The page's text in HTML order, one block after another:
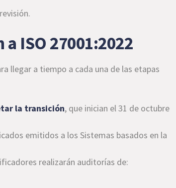
ISO 27001:2022
llegar a tiempo a cada una de las etapas
la transición, que inician el 31 de octubre
emitidos a los Sistemas basados en la
realizarán auditorías de: